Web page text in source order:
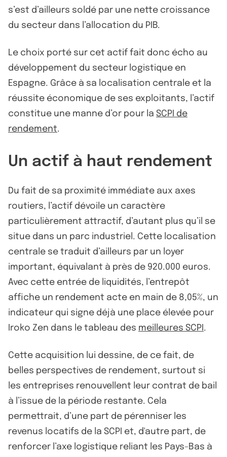
s’est d’ailleurs soldé par une nette croissance
du secteur dans l’allocation du PIB.
Le choix porté sur cet actif fait donc écho au
développement du secteur logistique en
Espagne. Grâce à sa localisation centrale et la
réussite économique de ses exploitants, l’actif
constitue une manne d’or pour la SCPI de
rendement.
Un actif à haut rendement
Du fait de sa proximité immédiate aux axes
routiers, l’actif dévoile un caractère
particulièrement attractif, d’autant plus qu’il se
situe dans un parc industriel. Cette localisation
centrale se traduit d’ailleurs par un loyer
important, équivalant à près de 920.000 euros.
Avec cette entrée de liquidités, l’entrepôt
affiche un rendement acte en main de 8,05%, un
indicateur qui signe déjà une place élevée pour
Iroko Zen dans le tableau des meilleures SCPI .
Cette acquisition lui dessine, de ce fait, de
belles perspectives de rendement, surtout si
les entreprises renouvellent leur contrat de bail
à l’issue de la période restante. Cela
permettrait, d’une part de pérenniser les
revenus locatifs de la SCPI et, d'autre part, de
renforcer l’axe logistique reliant les Pays-Bas à